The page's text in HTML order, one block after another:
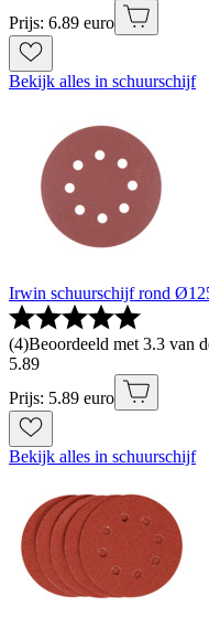
Prijs: 6.89 euro
Bekijk alles in schuurschijf
Irwin schuurschijf rond
(4)Beoordeeld met 3.3 van
5.89
Prijs: 5.89 euro
Bekijk alles in schuurschijf